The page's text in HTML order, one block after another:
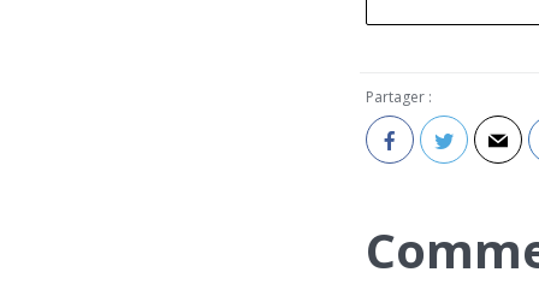
Partager :